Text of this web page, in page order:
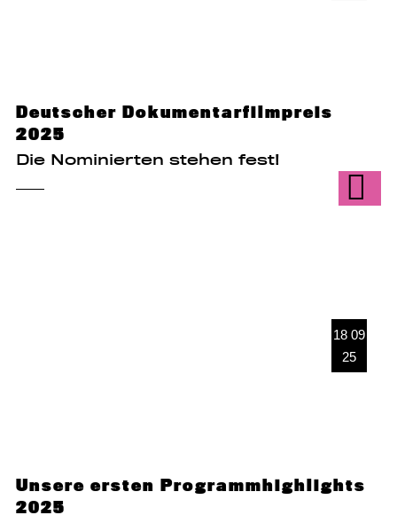
Deutscher Dokumentarfilmpreis
2025
Die Nominierten stehen fest!
Unsere ersten Programmhighlights
2025
18 09
25